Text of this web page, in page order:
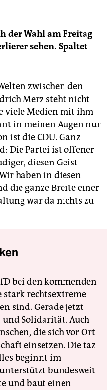
der Wahl am Freitag
sehen. Spaltet
zwischen den
Merz steht nicht
viele Medien mit ihm
in meinen Augen nur
ist die CDU. Ganz
Die Partei ist offener
diesen Geist
haben in diesen
die ganze Breite einer
war da nichts zu
bei den kommenden
stark rechtsextreme
sind. Gerade jetzt
und Solidarität. Auch
die sich vor Ort
einsetzen. Die taz
beginnt im
bundesweit
und baut einen